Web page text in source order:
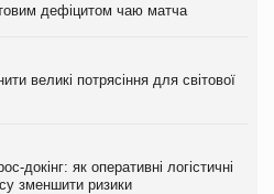
дефіцитом чаю матча
великі потрясіння для світової
докінг: як оперативні логістичні
зменшити ризики
дефіцитом чаю матча
великі потрясіння для світової
у першому півріччі
дефіцитом чаю матча
великі потрясіння для світової
у першому півріччі